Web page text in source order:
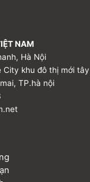
NAM
Hà Nội
City khu đô thị mới tây
TP.hà nội